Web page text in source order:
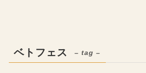
ベトフェス – tag –